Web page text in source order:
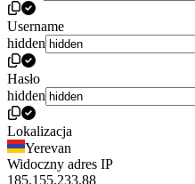
Username
hidden
Hasło
hidden
Lokalizacja
Yerevan
Widoczny adres IP
185.155.233.88